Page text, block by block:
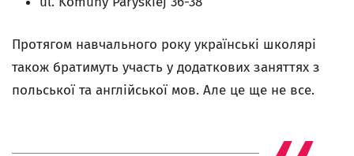
Протягом навчального року українські школярі
також братимуть участь у додаткових заняттях з
польської та англійської мов. Але це ще не все.